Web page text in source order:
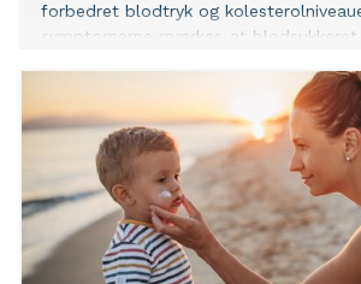
forbedret blodtryk og
symptomerne mærker, at blodsukkeret
PCOS varierer fra patient til patient,
metabolistiske symptomer.